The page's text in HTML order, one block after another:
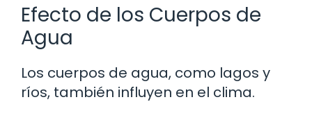
Efecto de los Cuerpos de
Agua
Los cuerpos de agua, como lagos y
ríos, también influyen en el clima.